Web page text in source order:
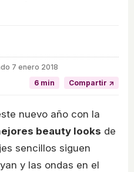
7 enero 2018
6 min
Compartir ↗
nuevo año con la
beauty looks de
sencillos siguen
y las ondas en el